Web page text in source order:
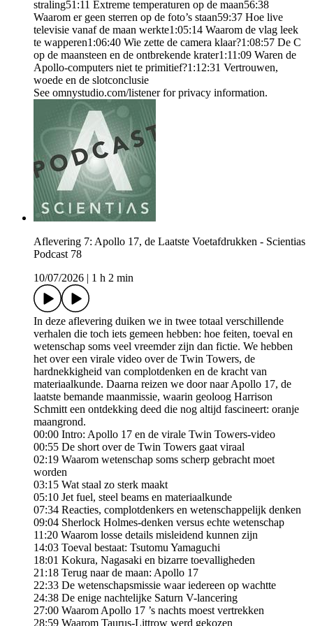
straling51:11 Extreme temperaturen op de maan56:38
Waarom er geen sterren op de foto’s staan59:37 Hoe live
televisie vanaf de maan werkte1:05:14 Waarom de vlag leek
te wapperen1:06:40 Wie zette de camera klaar?1:08:57 De C
op de maansteen en de ontbrekende krater1:11:09 Waren de
Apollo-computers niet te primitief?1:12:31 Vertrouwen,
woede en de slotconclusie
See omnystudio.com/listener for privacy information.
​Aflevering 7: Apollo 17, de Laatste Voetafdrukken - Scientias
Podcast 78
10/07/2026
1 h 2 min
In deze aflevering duiken we in twee totaal verschillende
verhalen die toch iets gemeen hebben: hoe feiten, toeval en
wetenschap soms veel vreemder zijn dan fictie. We hebben
het over een virale video over de Twin Towers, de
hardnekkigheid van complotdenken en de kracht van
materiaalkunde. Daarna reizen we door naar Apollo 17, de
laatste bemande maanmissie, waarin geoloog Harrison
Schmitt een ontdekking deed die nog altijd fascineert: oranje
maangrond.
00:00 Intro: Apollo 17 en de virale Twin Towers-video
00:55 De short over de Twin Towers gaat viraal
02:19 Waarom wetenschap soms scherp gebracht moet
worden
03:15 Wat staal zo sterk maakt
05:10 Jet fuel, steel beams en materiaalkunde
07:34 Reacties, complotdenkers en wetenschappelijk denken
09:04 Sherlock Holmes-denken versus echte wetenschap
11:20 Waarom losse details misleidend kunnen zijn
14:03 Toeval bestaat: Tsutomu Yamaguchi
18:01 Kokura, Nagasaki en bizarre toevalligheden
21:18 Terug naar de maan: Apollo 17
22:33 De wetenschapsmissie waar iedereen op wachtte
24:38 De enige nachtelijke Saturn V-lancering
27:00 Waarom Apollo 17 ’s nachts moest vertrekken
28:59 Waarom Taurus-Littrow werd gekozen